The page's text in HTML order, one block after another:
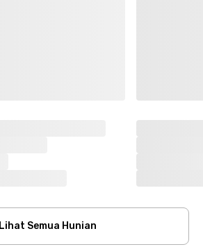
Lihat Semua Hunian